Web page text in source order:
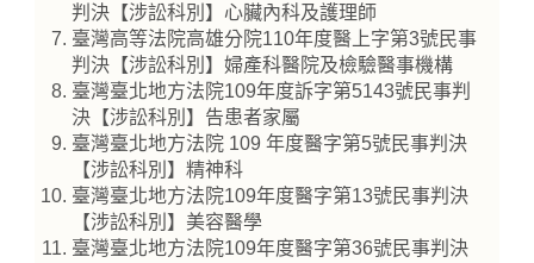
判決【涉訟科別】心臟內科及護理師
臺灣高等法院高雄分院110年度醫上字第3號民事
判決【涉訟科別】婦產科醫院及檢驗醫事機構
臺灣臺北地方法院109年度訴字第5143號民事判
決【涉訟科別】告患者家屬
臺灣臺北地方法院 109 年度醫字第5號民事判決
【涉訟科別】精神科
臺灣臺北地方法院109年度醫字第13號民事判決
【涉訟科別】美容醫學
臺灣臺北地方法院109年度醫字第36號民事判決